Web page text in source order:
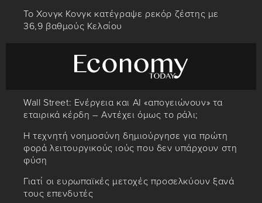
Το Χονγκ Κονγκ κατέγραψε ρεκόρ ζέστης με
36,9 βαθμούς Κελσίου
Wall Street: Ενέργεια και AI «απογειώνουν» τα
εταιρικά κέρδη – Αντέχει όμως το ράλι;
Η τεχνητή νοημοσύνη δημιούργησε για πρώτη
φορά λειτουργικούς ιούς που δεν υπάρχουν στη
φύση
Γιατί οι ευρωπαϊκές μετοχές προσελκύουν ξανά
τους επενδυτές